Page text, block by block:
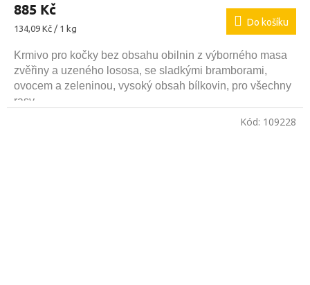
885 Kč
Měrná
134,09 Kč / 1 kg
Do košíku
Krmivo pro kočky bez obsahu obilnin z výborného masa
zvěřiny a uzeného lososa, se sladkými bramborami,
ovocem a zeleninou, vysoký obsah bílkovin, pro všechny
rasy.
Kód: 109228